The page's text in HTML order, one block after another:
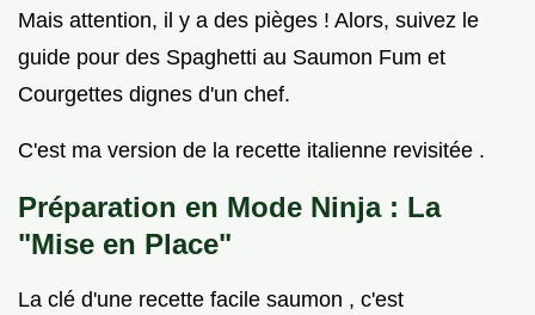
Mais attention, il y a des pièges ! Alors, suivez le
guide pour des Spaghetti au Saumon Fum et
Courgettes dignes d'un chef.
C'est ma version de la recette italienne revisitée .
Préparation en Mode Ninja : La
"Mise en Place"
La clé d'une recette facile saumon , c'est